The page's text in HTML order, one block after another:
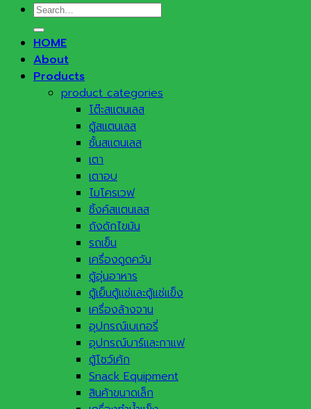
Search
for:
HOME
About
Products
product categories
โต๊ะสแตนเลส
ตู้สแตนเลส
ชั้นสแตนเลส
เตา
เตาอบ
ไมโครเวฟ
ซิ้งค์สแตนเลส
ถังดักไขมัน
รถเข็น
เครื่องดูดควัน
ตู้อุ่นอาหาร
ตู้เย็นตู้แช่และตู้แช่แข็ง
เครื่องล้างจาน
อุปกรณ์เบเกอรี่
อุปกรณ์บาร์และกาแฟ
ตู้โชว์เค้ก
Snack Equipment
สินค้าขนาดเล็ก